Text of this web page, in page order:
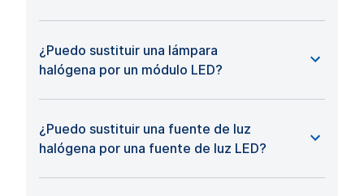
¿Puedo sustituir una lámpara
halógena por un módulo LED?
¿Puedo sustituir una fuente de luz
halógena por una fuente de luz LED?